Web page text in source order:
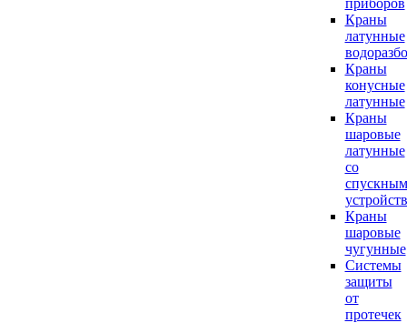
приборов
Краны
латунные
Краны
конусные
латунные
Краны
шаровые
латунные
со
спускным
Краны
шаровые
чугунные
Системы
защиты
от
протечек